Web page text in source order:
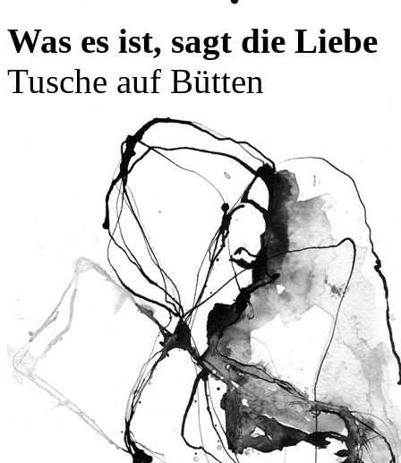
Was es ist, sagt die Liebe
Tusche auf Bütten